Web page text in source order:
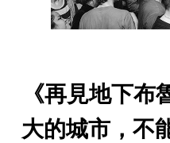
《再見地下布
大的城市，不